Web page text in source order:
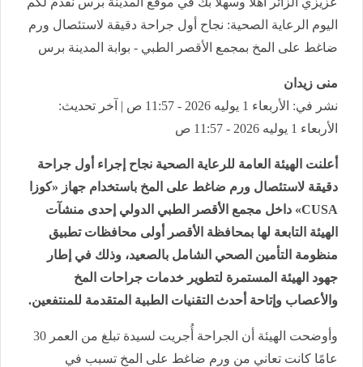
اليوم الرعاية الصحية: نجاح أول جراحة دقيقة لاستئصال ورم
ضاغط على المخ بمجمع الأقصر الطبي - بوابة المدينة برس
منى زيدان
نشر في: الأربعاء 1 يوليه 2026 - 11:57 ص | آخر تحديث:
الأربعاء 1 يوليه 2026 - 11:57 ص
أعلنت الهيئة العامة للرعاية الصحية نجاح إجراء أول جراحة
دقيقة لاستئصال ورم ضاغط على المخ باستخدام جهاز «كوزا
CUSA» داخل مجمع الأقصر الطبي الدولي إحدى منشآت
الهيئة التابعة لها بمحافظة الأقصر أولى محافظات تطبيق
منظومة التأمين الصحي الشامل بالصعيد، وذلك في إطار
جهود الهيئة المستمرة لتطوير خدمات جراحات المخ
والأعصاب وإتاحة أحدث التقنيات الطبية المتقدمة للمنتفعين.
وأوضحت الهيئة أن الجراحة أُجريت لسيدة تبلغ من العمر 30
عامًا كانت تعاني من ورم ضاغط على المخ تسبب في